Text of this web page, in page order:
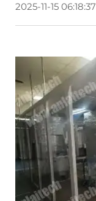
2025-11-15 06:18:37